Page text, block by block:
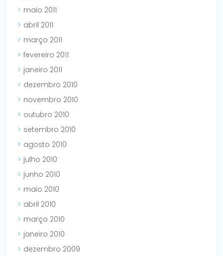
maio 2011
abril 2011
março 2011
fevereiro 2011
janeiro 2011
dezembro 2010
novembro 2010
outubro 2010
setembro 2010
agosto 2010
julho 2010
junho 2010
maio 2010
abril 2010
março 2010
janeiro 2010
dezembro 2009